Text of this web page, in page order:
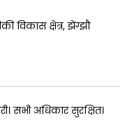
विकास क्षेत्र, झेंग्झौ
सभी अधिकार सुरक्षित।